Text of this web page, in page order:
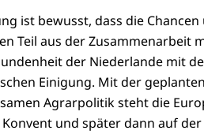
ist bewusst, dass die
Teil aus der Zusammenarbeit
der Niederlande mit
Einigung. Mit der
Agrarpolitik steht die
Konvent und später dann auf